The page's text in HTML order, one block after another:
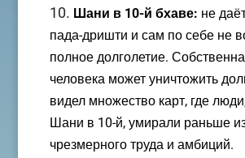
Шани в 10-й бхаве: не
пада-дришти и сам по себе не
полное долголетие.
человека может уничтожить
видел множество карт, где
Шани в 10-й, умирали раньше
чрезмерного труда и амбиций.